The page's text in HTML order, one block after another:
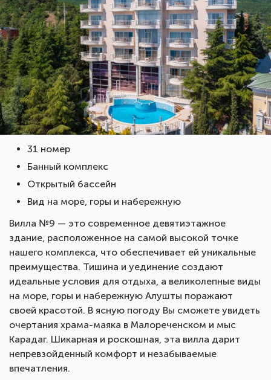
31 номер
Банный комплекс
Открытый бассейн
Вид на море, горы и набережную
Вилла №9 — это современное девятиэтажное
здание, расположенное на самой высокой точке
нашего комплекса, что обеспечивает ей уникальные
преимущества. Тишина и уединение создают
идеальные условия для отдыха, а великолепные виды
на море, горы и набережную Алушты поражают
своей красотой. В ясную погоду Вы сможете увидеть
очертания храма-маяка в Малореченском и мыс
Карадаг. Шикарная и роскошная, эта вилла дарит
непревзойденный комфорт и незабываемые
впечатления.